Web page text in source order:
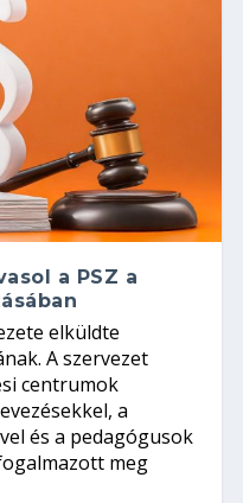
a PSZ a
elküldte
A szervezet
centrumok
a
és a pedagógusok
meg